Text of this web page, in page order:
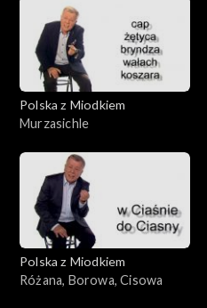
Polska z Miodkiem
Murzasichle
Polska z Miodkiem
Różana, Borowa, Cisowa